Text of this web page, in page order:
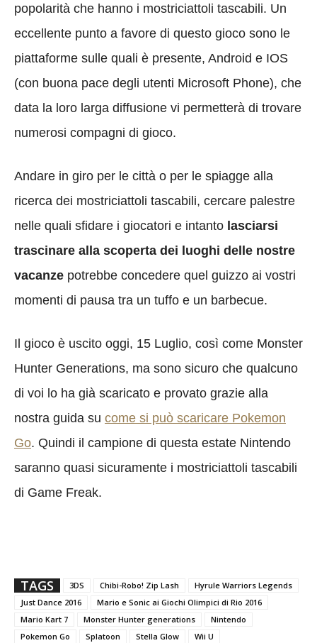
popolarità che hanno i mostriciattoli tascabili. Un
eccellente punto a favore di questo gioco sono le
piattaforme sulle quali è presente, Android e IOS
(con buona pace degli utenti Microsoft Phone), che
data la loro larga diffusione vi permetterà di trovare
numerosi compagni di gioco.
Andare in giro per le città o per le spiagge alla
ricerca dei mostriciattoli tascabili, cercare palestre
nelle quali sfidare i giocatori e intanto lasciarsi
trascinare alla scoperta dei luoghi delle nostre
vacanze potrebbe concedere quel guizzo ai vostri
momenti di pausa tra un tuffo e un barbecue.
Il gioco è uscito oggi, 15 Luglio, così come Monster
Hunter Generations, ma sono sicuro che qualcuno
di voi lo ha già scaricato e provato grazie alla
nostra guida su come si può scaricare Pokemon
Go. Quindi il campione di questa estate Nintendo
saranno quasi sicuramente i mostriciattoli tascabili
di Game Freak.
TAGS 3DS Chibi-Robo! Zip Lash
Hyrule Warriors Legends
Just Dance 2016
Mario e Sonic ai Giochi Olimpici di Rio 2016
Mario Kart 7
Monster Hunter generations
Nintendo
Pokemon Go
Splatoon Stella Glow Wii U